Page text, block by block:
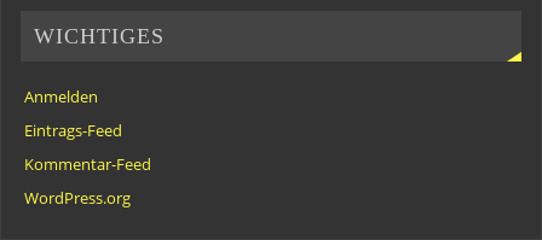
WICHTIGES
Anmelden
Eintrags-Feed
Kommentar-Feed
WordPress.org